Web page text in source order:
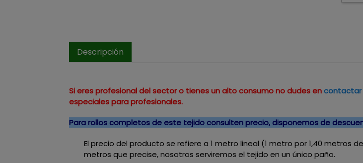
Descripción
Si eres profesional del sector o tienes un alto consumo no dudes encontactar
especiales para profesionales.
Para rollos completos de este tejido consulten precio, disponemos de
El precio del producto se refiere a 1 metro lineal (1 metro por 1,40 metros
metros que precise, nosotros serviremos el tejido en un único paño.